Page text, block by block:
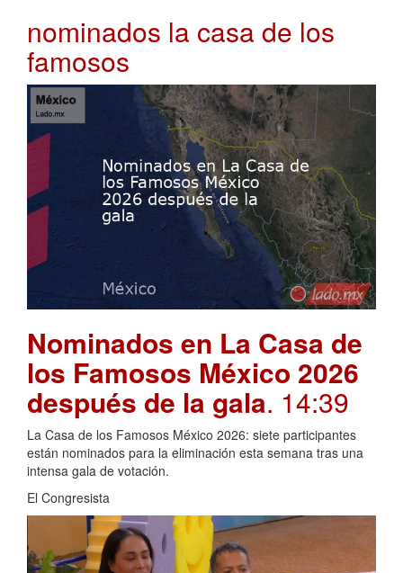
nominados la casa de los
famosos
Nominados en La Casa de
los Famosos México 2026
después de la gala. 14:39
La Casa de los Famosos México 2026: siete participantes
están nominados para la eliminación esta semana tras una
intensa gala de votación.
El Congresista